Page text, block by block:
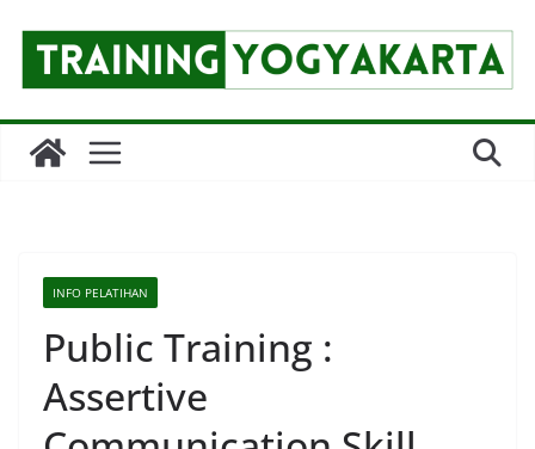
content
INFO PELATIHAN
Public Training :
Assertive